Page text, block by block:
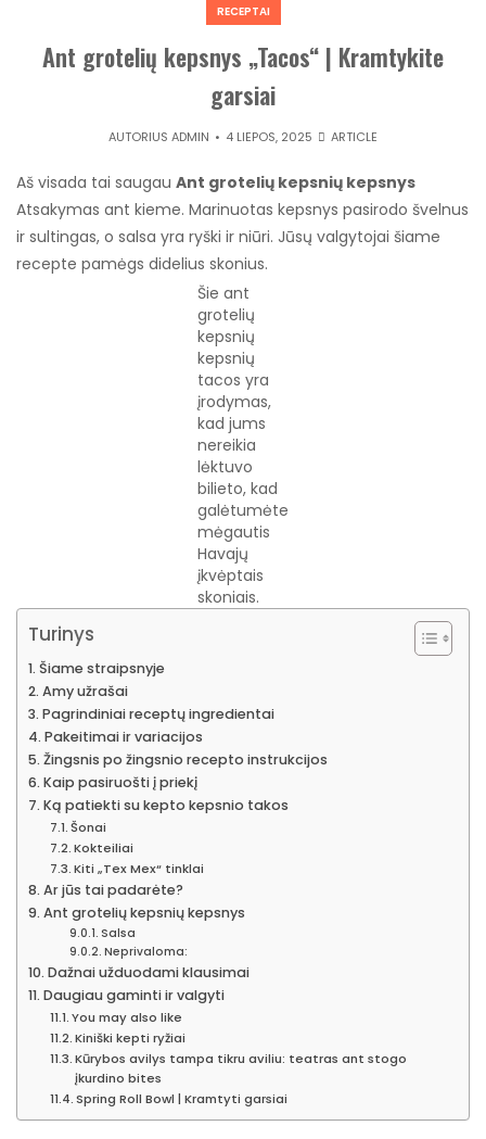
RECEPTAI
Ant grotelių kepsnys „Tacos“ | Kramtykite
garsiai
AUTORIUS ADMIN 4 LIEPOS, 2025 ARTICLE
Aš visada tai saugau Ant grotelių kepsnių kepsnys
Atsakymas ant kieme. Marinuotas kepsnys pasirodo švelnus
ir sultingas, o salsa yra ryški ir niūri. Jūsų valgytojai šiame
recepte pamėgs didelius skonius.
Šie ant
grotelių
kepsnių
kepsnių
tacos yra
įrodymas,
kad jums
nereikia
lėktuvo
bilieto, kad
galėtumėte
mėgautis
Havajų
įkvėptais
skoniais.
Turinys
Šiame straipsnyje
Amy užrašai
Pagrindiniai receptų ingredientai
Pakeitimai ir variacijos
Žingsnis po žingsnio recepto instrukcijos
Kaip pasiruošti į priekį
Ką patiekti su kepto kepsnio takos
Šonai
Kokteiliai
Kiti „Tex Mex“ tinklai
Ar jūs tai padarėte?
Ant grotelių kepsnių kepsnys
Salsa
Neprivaloma:
Dažnai užduodami klausimai
Daugiau gaminti ir valgyti
You may also like
Kiniški kepti ryžiai
Kūrybos avilys tampa tikru aviliu: teatras ant stogo
įkurdino bites
Spring Roll Bowl | Kramtyti garsiai